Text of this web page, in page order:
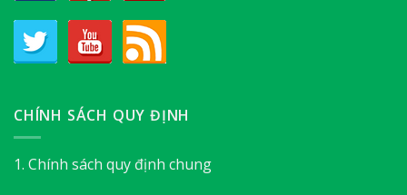
CHÍNH SÁCH QUY ĐỊNH
1. Chính sách quy định chung